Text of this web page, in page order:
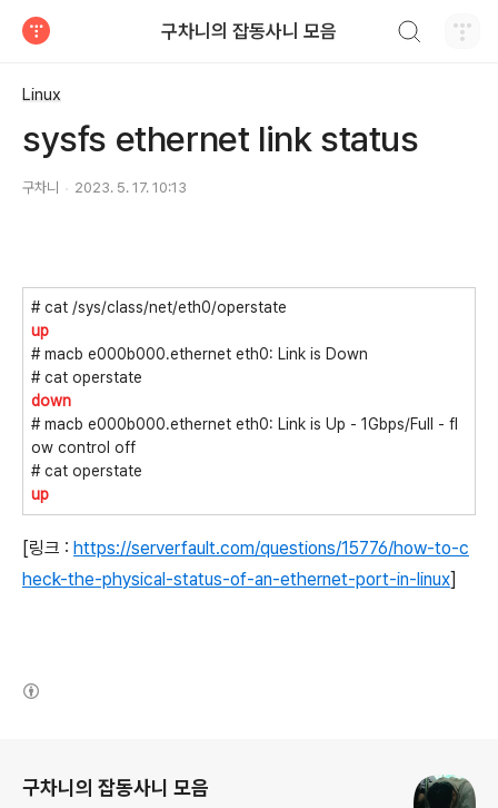
구차니의 잡동사니 모음
Linux
sysfs ethernet link status
구차니 2023. 5. 17. 10:13
# cat /sys/class/net/eth0/operstate
up
# macb e000b000.ethernet eth0: Link is Down
# cat operstate
down
# macb e000b000.ethernet eth0: Link is Up - 1Gbps/Full - fl
ow control off
# cat operstate
up
[링크 : https://serverfault.com/questions/15776/how-to-c
heck-the-physical-status-of-an-ethernet-port-in-linux]
구차니의 잡동사니 모음